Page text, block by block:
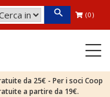
(0)
da 25€ - Per i soci Coop
a partire da 19€.